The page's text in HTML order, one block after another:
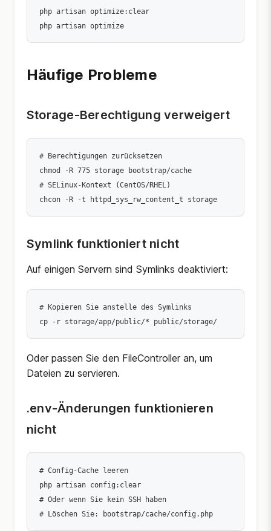
php artisan optimize:clear
Häufige Probleme
Storage-Berechtigung verweigert
# Berechtigungen zurücksetzen
chmod -R 775 storage bootstrap/cache
# SELinux-Kontext (CentOS/RHEL)
Symlink funktioniert nicht
Auf einigen Servern sind Symlinks deaktiviert:
# Kopieren Sie anstelle des Symlinks
Oder passen Sie den FileController an, um
Dateien zu servieren.
.env-Änderungen funktionieren
nicht
# Config-Cache leeren
php artisan config:clear
# Oder wenn Sie kein SSH haben